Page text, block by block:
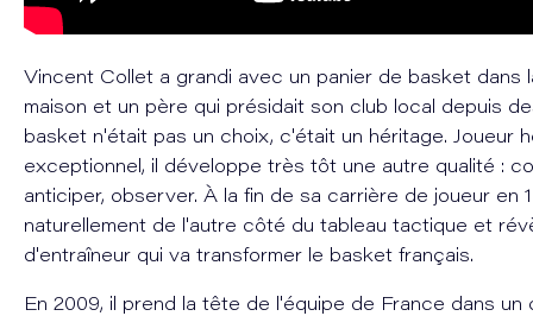
Vincent Collet a grandi avec un panier de basket dans
maison et un père qui présidait son club local depuis
basket n'était pas un choix, c'était un héritage. Joueur
exceptionnel, il développe très tôt une autre qualité :
anticiper, observer. À la fin de sa carrière de joueur en
naturellement de l'autre côté du tableau tactique et
d'entraîneur qui va transformer le basket français.
En 2009, il prend la tête de l'équipe de France dans un